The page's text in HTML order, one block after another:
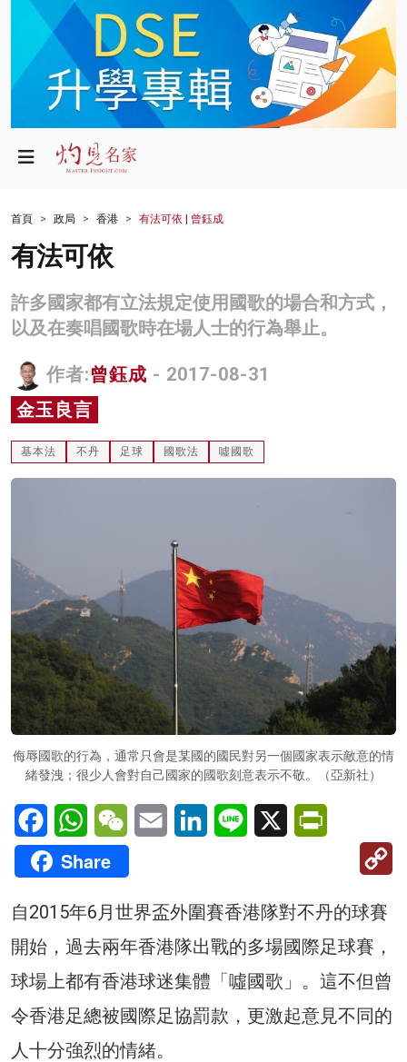
政局
財經
生活
商業
科技
影片
首頁 政局 香港 有法可依 | 曾鈺成
有法可依
許多國家都有立法規定使用國歌的場合和方式，
以及在奏唱國歌時在場人士的行為舉止。
作者:曾鈺成 - 2017-08-31
金玉良言
基本法 不丹 足球 國歌法 噓國歌
侮辱國歌的行為，通常只會是某國的國民對另一個國家表示敵意的情
緒發洩；很少人會對自己國家的國歌刻意表示不敬。（亞新社）
FacebookWhatsAppWeChatEmail LinkedInLine X
Share
自2015年6月世界盃外圍賽香港隊對不丹的球賽
開始，過去兩年香港隊出戰的多場國際足球賽，
球場上都有香港球迷集體「噓國歌」。這不但曾
令香港足總被國際足協罰款，更激起意見不同的
人十分強烈的情緒。